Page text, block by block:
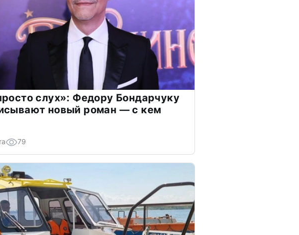
слух»: Федору Бондарчуку
новый роман — с кем
79